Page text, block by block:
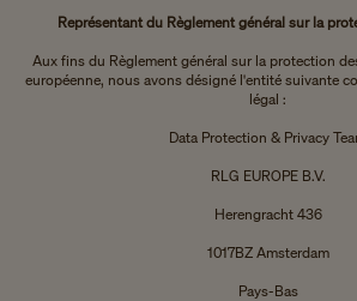
Représentant du Règlement général sur la
Aux fins du Règlement général sur la protection
européenne, nous avons désigné l'entité suivante
légal :
Data Protection & Privacy
RLG EUROPE B.V.
Herengracht 436
1017BZ Amsterdam
Pays-Bas